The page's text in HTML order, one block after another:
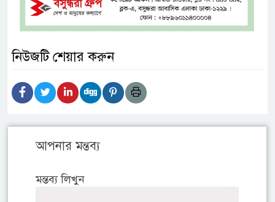
নিউজটি শেয়ার করুন
আপনার মন্তব্য
মন্তব্য লিখুন